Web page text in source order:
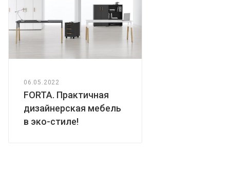
06.05.2022
FORTA. Практичная
дизайнерская мебель
в эко-стиле!